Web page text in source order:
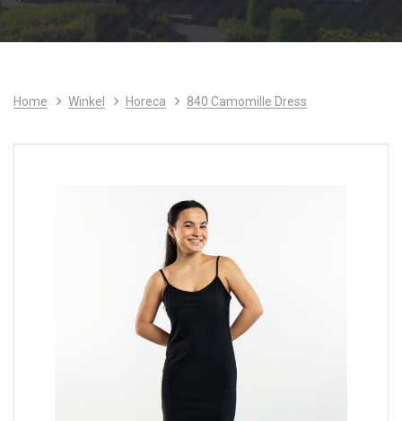
Home Winkel Horeca 840 Camomille Dress